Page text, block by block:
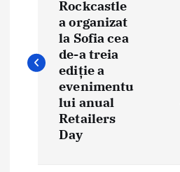
i
Rockcastle
a organizat
la Sofia cea
de-a treia
ediție a
evenimentu
lui anual
Retailers
Day